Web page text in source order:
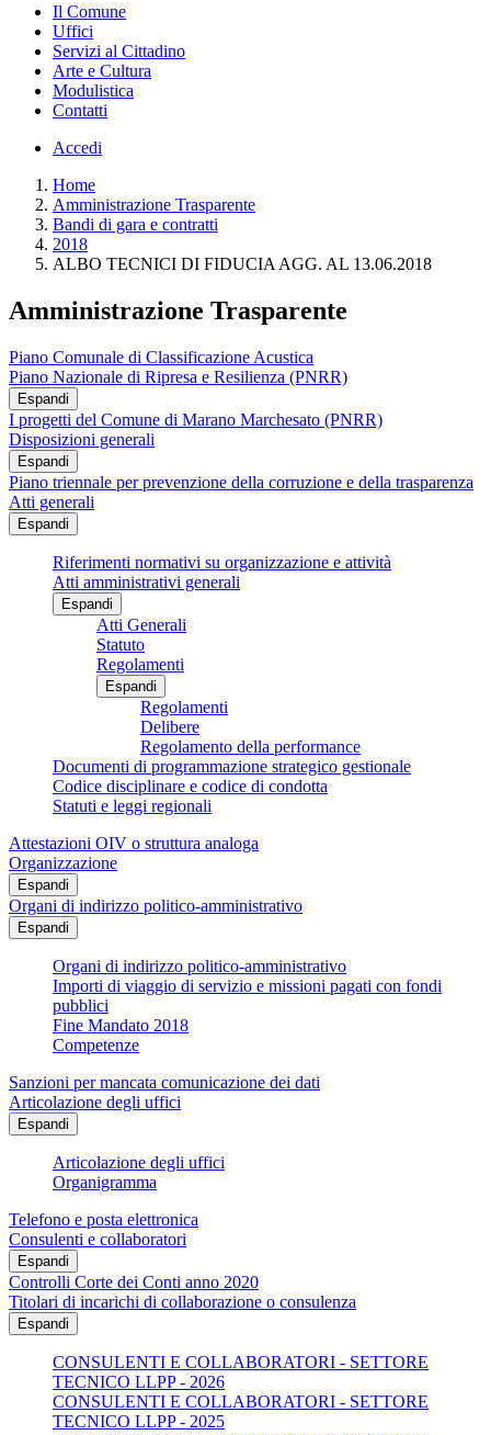
Il Comune
Uffici
Servizi al Cittadino
Arte e Cultura
Modulistica
Contatti
Accedi
Home
Amministrazione Trasparente
Bandi di gara e contratti
2018
ALBO TECNICI DI FIDUCIA AGG. AL 13.06.2018
Amministrazione Trasparente
Piano Comunale di Classificazione Acustica
Piano Nazionale di Ripresa e Resilienza (PNRR)
Espandi
I progetti del Comune di Marano Marchesato (PNRR)
Disposizioni generali
Espandi
Piano triennale per prevenzione della corruzione e della trasparenza
Atti generali
Espandi
Riferimenti normativi su organizzazione e attività
Atti amministrativi generali
Espandi
Atti Generali
Statuto
Regolamenti
Espandi
Regolamenti
Delibere
Regolamento della performance
Documenti di programmazione strategico gestionale
Codice disciplinare e codice di condotta
Statuti e leggi regionali
Attestazioni OIV o struttura analoga
Organizzazione
Espandi
Organi di indirizzo politico-amministrativo
Espandi
Organi di indirizzo politico-amministrativo
Importi di viaggio di servizio e missioni pagati con fondi
pubblici
Fine Mandato 2018
Competenze
Sanzioni per mancata comunicazione dei dati
Articolazione degli uffici
Espandi
Articolazione degli uffici
Organigramma
Telefono e posta elettronica
Consulenti e collaboratori
Espandi
Controlli Corte dei Conti anno 2020
Titolari di incarichi di collaborazione o consulenza
Espandi
CONSULENTI E COLLABORATORI - SETTORE
TECNICO LLPP - 2026
CONSULENTI E COLLABORATORI - SETTORE
TECNICO LLPP - 2025